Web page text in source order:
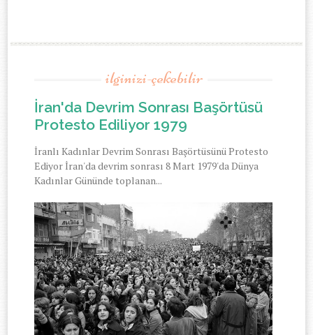
ilginizi-çekebilir
İran'da Devrim Sonrası Başörtüsü
Protesto Ediliyor 1979
İranlı Kadınlar Devrim Sonrası Başörtüsünü Protesto
Ediyor İran'da devrim sonrası 8 Mart 1979'da Dünya
Kadınlar Gününde toplanan...